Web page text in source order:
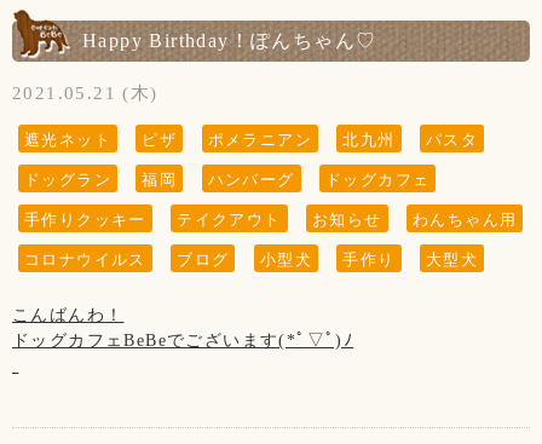
【営業時間について】
18:00)とさせて頂きます。
※ドッグランのご利用は安全のため、日没までとさせて頂い
ております。
【写真について】
Upしています、お写真はトリマーが時間が空いた時に撮影さ
せて頂いております。
んのでご了承くださいませ。
新型コロナウイルス感染防止対策を行っております。
お客様の安全の為にもご協力をお願い致します。
◆お席からは必要最低限の移動(トイレやドッグランなど)以
お客様同士(わんちゃんも含む)の距離ソーシャルディスタン
スを保って頂きますようお願い致します。
◆ご入店の際は、アルコール消毒とマスクの着用(お食事の時
以外)をお願い致します。
◆トリミングのみ(お預け、お迎え時)、テイクアウトのみの
ご利用のお客様は出来るだけお1人様でのご入店にご協力下さ
ホームページやFacebookなどを見てsunちゃんに
会いに来てくださる方がいらっしゃいますが、
私共としては大切な家族で、
sunちゃんを消すという事は出来ません。
大変申し訳ございません。ご了承くださいませ※
『 当店は、看板犬と遊んだり、お散歩をするなどの"ふれあ
【お願い】
なんと、フェネックちゃんがご来店！
イヌ科キツネ属！！
めっちゃくちゃ大人しい すももちゃんに、
生後2ヶ月のおチビちゃん達(๑´ㅂ`๑)♡*.+゜
【5月の店休日】
6日、13日、20日、27日、木曜日と
19日の第3水曜日です。
(↓こちらのお知らせは知らない方がまだいらっしゃいますの
※大変残念なお知らせですが、
当店の看板犬のsunちゃん(ポメラニアン)が
Happy Birthday！ぽんちゃん♡
2021.05.21 (木)
遮光ネット ピザ ポメラニアン 北九州 パスタ
ドッグラン 福岡 ハンバーグ ドッグカフェ
手作りクッキー テイクアウト お知らせ わんちゃん用
コロナウイルス ブログ 小型犬 手作り 大型犬
こんばんわ！
ドッグカフェBeBeでございます(*ﾟ▽ﾟ)ﾉ